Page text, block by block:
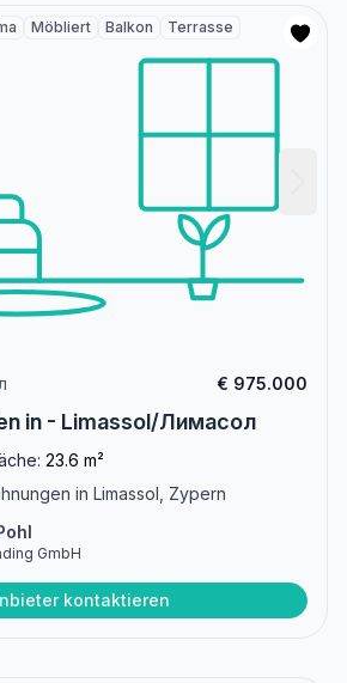
Möbliert Balkon
Terrasse
€ 975.000
in - Limassol/Лимасол
23.6 m²
in Limassol, Zypern
GmbH
kontaktieren